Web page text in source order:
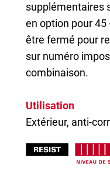
supplémentaires
en option pour
être fermé pour
sur numéro
combinaison.
Utilisation
Extérieur, anti-